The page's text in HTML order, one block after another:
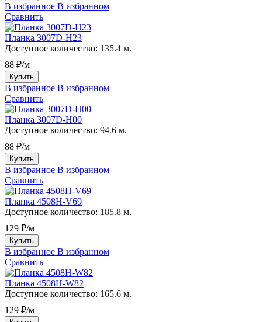
В избранное В избранном
Сравнить
Планка 3007D-H23
Доступное количество: 135.4 м.
88 ₽/м
Купить
В избранное В избранном
Сравнить
Планка 3007D-H00
Доступное количество: 94.6 м.
88 ₽/м
Купить
В избранное В избранном
Сравнить
Планка 4508H-V69
Доступное количество: 185.8 м.
129 ₽/м
Купить
В избранное В избранном
Сравнить
Планка 4508H-W82
Доступное количество: 165.6 м.
129 ₽/м